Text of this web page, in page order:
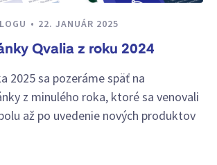
22. JANUÁR 2025
Qvalia z roku 2024
2025 sa pozeráme späť na
z minulého roka, ktoré sa venovali
až po uvedenie nových produktov